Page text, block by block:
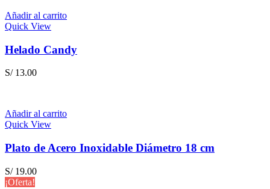
S/ 128.90.
Añadir al carrito
Quick View
Helado Candy
S/13.00
Añadir al carrito
Quick View
Plato de Acero Inoxidable Diámetro 18 cm
S/19.00
¡Oferta!